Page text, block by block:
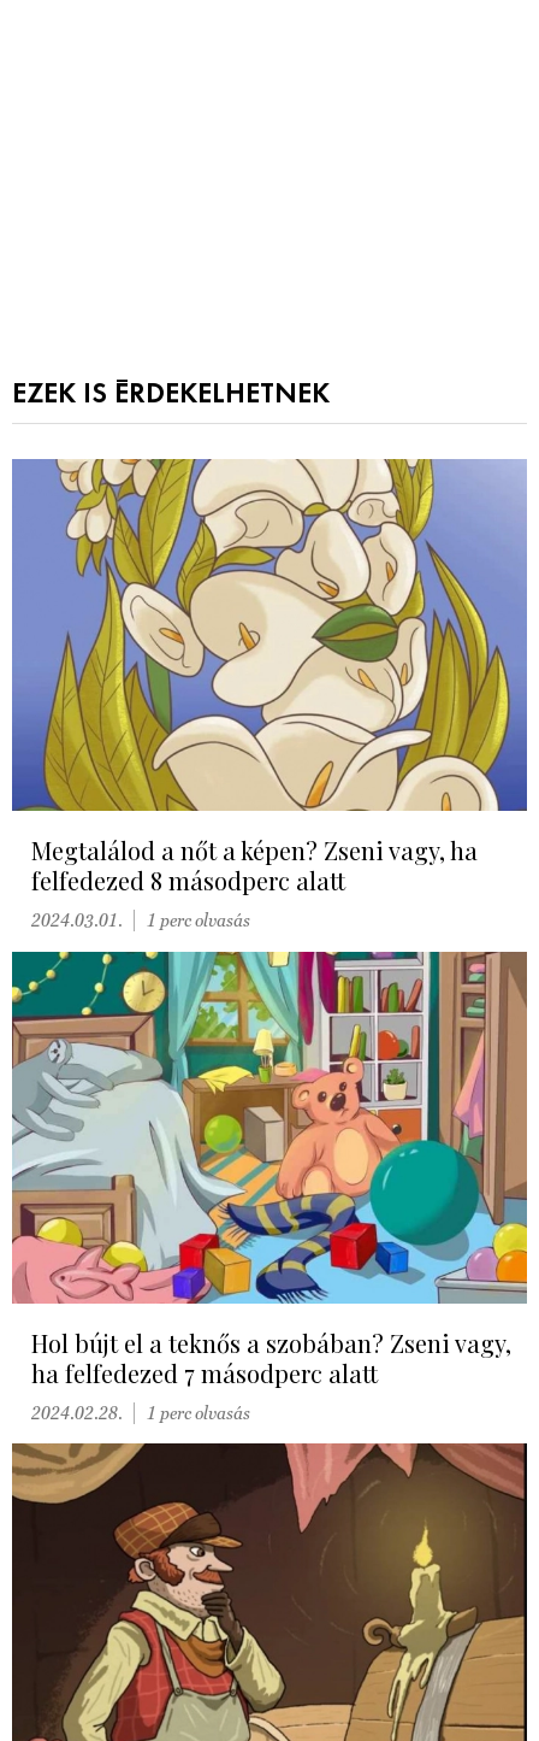
EZEK IS ÉRDEKELHETNEK
Megtalálod a nőt a képen? Zseni vagy, ha
felfedezed 8 másodperc alatt
2024.03.01. 1 perc olvasás
Hol bújt el a teknős a szobában? Zseni vagy,
ha felfedezed 7 másodperc alatt
2024.02.28. 1 perc olvasás